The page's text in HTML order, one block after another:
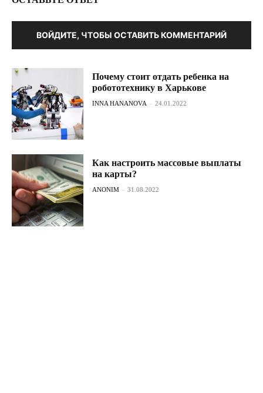
ВОЙДИТЕ, ЧТОБЫ ОСТАВИТЬ КОММЕНТАРИЙ
Почему стоит отдать ребенка на
робототехнику в Харькове
INNA HANANOVA - 24.01.2022
Как настроить массовые выплаты
на карты?
ANONIM - 31.08.2022